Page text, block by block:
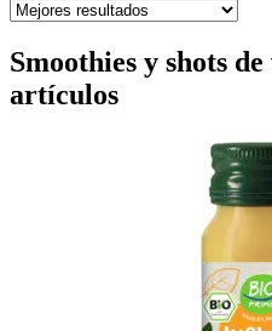
Smoothies y shots
artículos